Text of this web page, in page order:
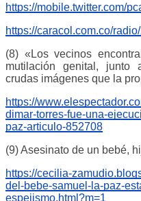
https://mobile.twitter.com/
https://caracol.com.co/
(8) «Los vecinos
mutilación genital, junto
crudas imágenes que la
https://
dimar-torres-fue-una-
paz-articulo-852708
(9) Asesinato de un bebé,
https://cecilia-
del-bebe-samuel-la-paz-
espejismo.html?m=1